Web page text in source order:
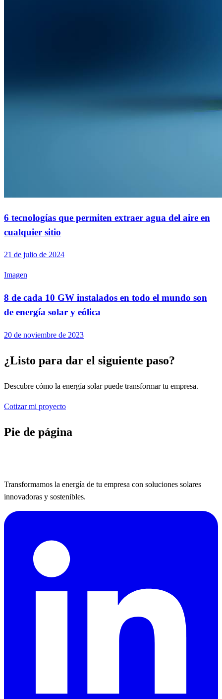
6 tecnologías que permiten extraer agua del aire en
cualquier sitio
21 de julio de 2024
Imagen
8 de cada 10 GW instalados en todo el mundo son
de energía solar y eólica
20 de noviembre de 2023
¿Listo para dar el siguiente paso?
Descubre cómo la energía solar puede transformar tu empresa.
Cotizar mi proyecto
Pie de página
Transformamos la energía de tu empresa con soluciones solares
innovadoras y sostenibles.